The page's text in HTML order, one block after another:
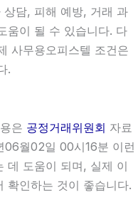
담, 피해 예방, 거래 과
움이 될 수 있습니다. 다
사무용오피스텔 조건은
.
은 공정거래위원회 자료
06월02일 00시16분 이런
데 도움이 되며, 실제 이
확인하는 것이 좋습니다.